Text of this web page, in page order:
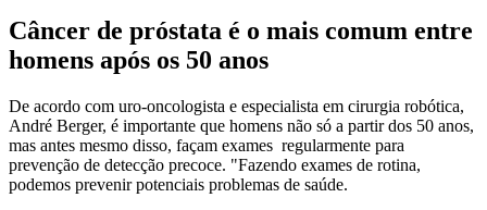
Câncer de próstata é o mais comum entre
homens após os 50 anos
De acordo com uro-oncologista e especialista em cirurgia robótica,
André Berger, é importante que homens não só a partir dos 50 anos,
mas antes mesmo disso, façam exames regularmente para
prevenção de detecção precoce. "Fazendo exames de rotina,
podemos prevenir potenciais problemas de saúde.